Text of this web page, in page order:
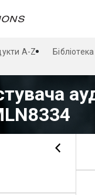
A-Z Бібліотека